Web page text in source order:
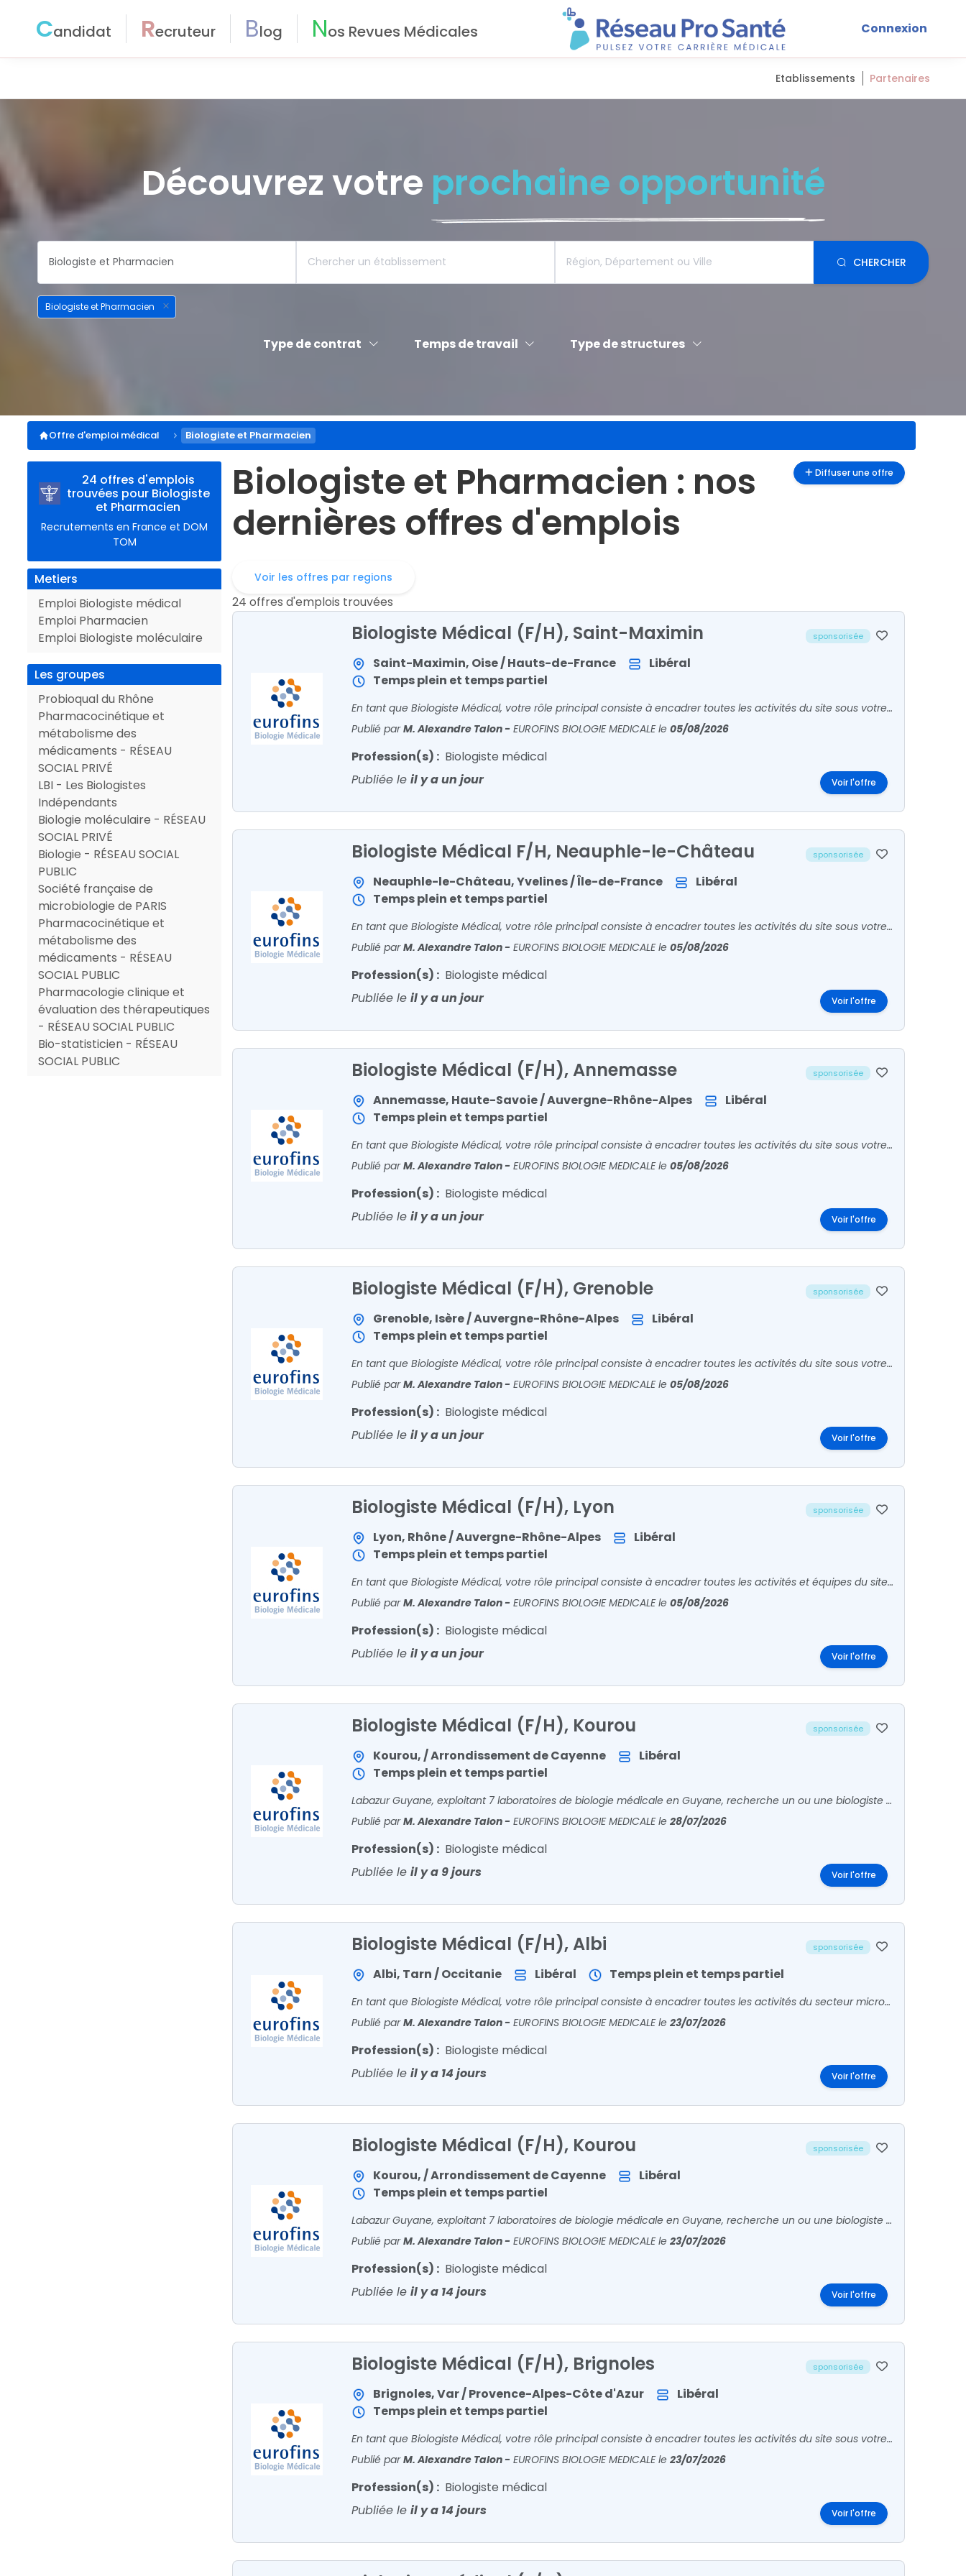
Candidat Recruteur Blog Nos Revues Médicales Connexion
Etablissements Partenaires
Découvrez votre prochaine opportunité
CHERCHER
Biologiste et Pharmacien
Type de contrat Temps de travail Type de structures
Offre d'emploi médical Biologiste et Pharmacien
24 offres d'emplois
trouvées pour Biologiste
et Pharmacien
Recrutements en France et DOM
TOM
Metiers
Emploi Biologiste médical
Emploi Pharmacien
Emploi Biologiste moléculaire
Les groupes
Probioqual du Rhône
Pharmacocinétique et
métabolisme des
médicaments - RÉSEAU
SOCIAL PRIVÉ
LBI - Les Biologistes
Indépendants
Biologie moléculaire - RÉSEAU
SOCIAL PRIVÉ
Biologie - RÉSEAU SOCIAL
PUBLIC
Société française de
microbiologie de PARIS
Pharmacocinétique et
métabolisme des
médicaments - RÉSEAU
SOCIAL PUBLIC
Pharmacologie clinique et
évaluation des thérapeutiques
- RÉSEAU SOCIAL PUBLIC
Bio-statisticien - RÉSEAU
SOCIAL PUBLIC
Biologiste et Pharmacien : nos
dernières offres d'emplois
Diffuser une offre
Voir les offres par regions
24 offres d'emplois trouvées
Biologiste Médical (F/H), Saint-Maximin sponsorisée
Saint-Maximin, Oise / Hauts-de-France
Libéral
Temps plein et temps partiel
En tant que Biologiste Médical, votre rôle principal consiste à encadrer toutes les activités du site sous votre responsabilité. Vous êtes en relation avec patients et confrères pour l'accueil
Publié parM. Alexandre Talon- EUROFINS BIOLOGIE MEDICALEle 05/08/2026
Profession(s) : Biologiste médical
Publiée le il y a un jour Voir l'offre
Biologiste Médical F/H, Neauphle-le-Château sponsorisée
Neauphle-le-Château, Yvelines / Île-de-France
Libéral
Temps plein et temps partiel
En tant que Biologiste Médical, votre rôle principal consiste à encadrer toutes les activités du site sous votre responsabilité. Vous êtes en relation avec patients et confrères pour l'accueil
Publié parM. Alexandre Talon- EUROFINS BIOLOGIE MEDICALEle 05/08/2026
Profession(s) : Biologiste médical
Publiée le il y a un jour Voir l'offre
Biologiste Médical (F/H), Annemasse sponsorisée
Annemasse, Haute-Savoie / Auvergne-Rhône-Alpes
Libéral
Temps plein et temps partiel
En tant que Biologiste Médical, votre rôle principal consiste à encadrer toutes les activités du site sous votre responsabilité. Vous êtes en relation avec patients et confrères pour l'accueil
Publié parM. Alexandre Talon- EUROFINS BIOLOGIE MEDICALEle 05/08/2026
Profession(s) : Biologiste médical
Publiée le il y a un jour Voir l'offre
Biologiste Médical (F/H), Grenoble sponsorisée
Grenoble, Isère / Auvergne-Rhône-Alpes
Libéral
Temps plein et temps partiel
En tant que Biologiste Médical, votre rôle principal consiste à encadrer toutes les activités du site sous votre responsabilité. Vous êtes en relation avec patients et confrères pour l'accueil
Publié parM. Alexandre Talon- EUROFINS BIOLOGIE MEDICALEle 05/08/2026
Profession(s) : Biologiste médical
Publiée le il y a un jour Voir l'offre
Biologiste Médical (F/H), Lyon sponsorisée
Lyon, Rhône / Auvergne-Rhône-Alpes
Libéral
Temps plein et temps partiel
En tant que Biologiste Médical, votre rôle principal consiste à encadrer toutes les activités et équipes du site sous votre responsabilité. Vous êtes en relation avec patients et confrères pou
Publié parM. Alexandre Talon- EUROFINS BIOLOGIE MEDICALEle 05/08/2026
Profession(s) : Biologiste médical
Publiée le il y a un jour Voir l'offre
Biologiste Médical (F/H), Kourou sponsorisée
Kourou, / Arrondissement de Cayenne
Libéral
Temps plein et temps partiel
Labazur Guyane, exploitant 7 laboratoires de biologie médicale en Guyane, recherche un ou une biologiste pour son laboratoire de Kourou.Activité :o Ville + hôpital o Plateau technique c
Publié parM. Alexandre Talon- EUROFINS BIOLOGIE MEDICALEle 28/07/2026
Profession(s) : Biologiste médical
Publiée le il y a 9 jours Voir l'offre
Biologiste Médical (F/H), Albi sponsorisée
Albi, Tarn / Occitanie Libéral Temps plein et temps partiel
En tant que Biologiste Médical, votre rôle principal consiste à encadrer toutes les activités du secteur microbiologie sur notre plateau. Véritable manager, vous soutenez votre équipe dans son a
Publié parM. Alexandre Talon- EUROFINS BIOLOGIE MEDICALEle 23/07/2026
Profession(s) : Biologiste médical
Publiée le il y a 14 jours Voir l'offre
Biologiste Médical (F/H), Kourou sponsorisée
Kourou, / Arrondissement de Cayenne
Libéral
Temps plein et temps partiel
Labazur Guyane, exploitant 7 laboratoires de biologie médicale en Guyane, recherche un ou une biologiste pour son laboratoire de Kourou.Activité :o Ville + hôpital o Plateau technique c
Publié parM. Alexandre Talon- EUROFINS BIOLOGIE MEDICALEle 23/07/2026
Profession(s) : Biologiste médical
Publiée le il y a 14 jours Voir l'offre
Biologiste Médical (F/H), Brignoles sponsorisée
Brignoles, Var / Provence-Alpes-Côte d'Azur
Libéral
Temps plein et temps partiel
En tant que Biologiste Médical, votre rôle principal consiste à encadrer toutes les activités du site sous votre responsabilité. Vous êtes en relation avec patients et confrères pour l'accueil
Publié parM. Alexandre Talon- EUROFINS BIOLOGIE MEDICALEle 23/07/2026
Profession(s) : Biologiste médical
Publiée le il y a 14 jours Voir l'offre